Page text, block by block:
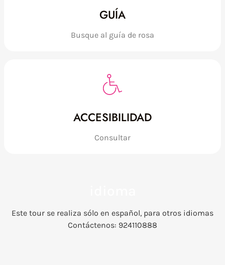
GUÍA
Busque al guía de rosa
ACCESIBILIDAD
Consultar
Este tour se realiza sólo en español, para otros idiomas
Contáctenos: 924110888